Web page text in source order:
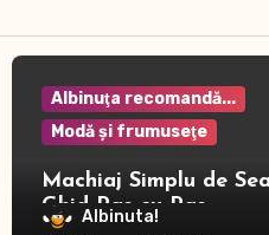
Albinuţa recomandă...
Modă şi frumuseţe
Machiaj Simplu de
Ghid Pas cu Pas
Albinuta!